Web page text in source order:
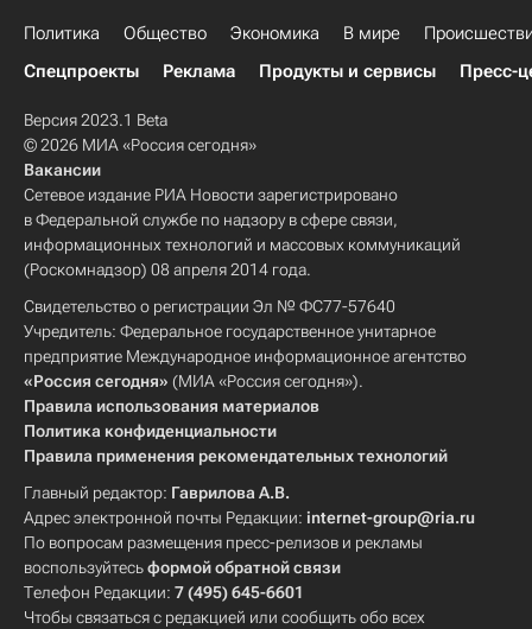
Политика Общество Экономика В мире
Спецпроекты
Реклама Продукты и сервисы Пресс-
Версия 2023.1 Beta
© 2026 МИА «Россия сегодня»
Вакансии
Сетевое издание РИА Новости зарегистрировано
в Федеральной службе по надзору в сфере связи,
информационных технологий и массовых коммуникаций
(Роскомнадзор) 08 апреля 2014 года.
Свидетельство о регистрации Эл № ФС77-57640
Учредитель: Федеральное государственное унитарное
предприятие Международное информационное агентство
«Россия сегодня» (МИА «Россия сегодня»).
Правила использования материалов
Политика конфиденциальности
Правила применения рекомендательных технологий
Главный редактор: Гаврилова А.В.
Адрес электронной почты Редакции: internet-group@ria.ru
По вопросам размещения пресс-релизов и рекламы
воспользуйтесьформой обратной связи
Телефон Редакции: 7 (495) 645-6601
Чтобы связаться с редакцией или сообщить обо всех